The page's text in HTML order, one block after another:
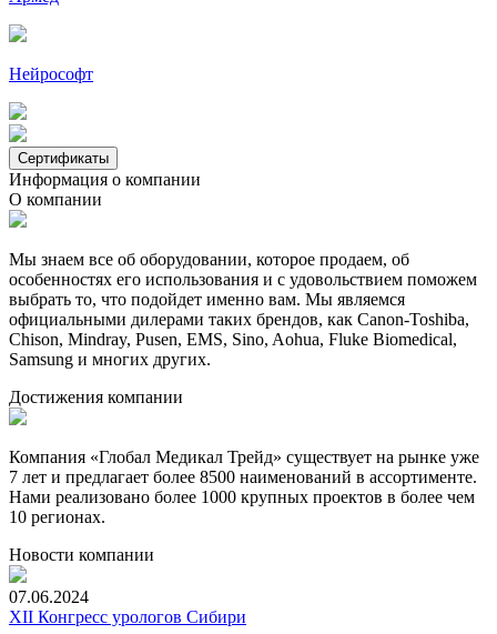
Нейрософт
Сертификаты
Информация о компании
О компании
Мы знаем все об оборудовании, которое продаем, об
особенностях его использования и с удовольствием поможем
выбрать то, что подойдет именно вам. Мы являемся
официальными дилерами таких брендов, как Canon-Toshiba,
Chison, Mindray, Pusen, EMS, Sino, Aohua, Fluke Biomedical,
Samsung и многих других.
Достижения компании
Компания «Глобал Медикал Трейд» существует на рынке уже
7 лет и предлагает более 8500 наименований в ассортименте.
Нами реализовано более 1000 крупных проектов в более чем
10 регионах.
Новости компании
07.06.2024
XII Конгресс урологов Сибири